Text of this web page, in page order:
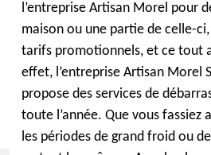
l’entreprise Artisan Morel pour
maison ou une partie de celle-
tarifs promotionnels, et ce tout
effet, l’entreprise Artisan Morel
propose des services de
toute l’année. Que vous fassiez
les périodes de grand froid ou